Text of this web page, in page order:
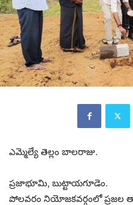
ఎమ్మెల్యే తెల్లం బాలరాజు.
ప్రజాభూమి, బుట్టాయగూడెం.
పోలవరం నియోజకవర్గంలో ప్రజల